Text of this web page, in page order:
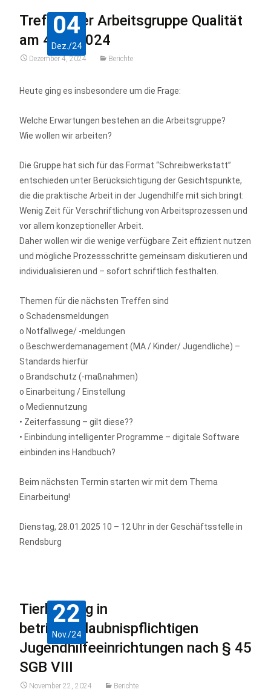
04
Dez./24
Treffen der Arbeitsgruppe Qualität
am 4.12.2024
Dezember 4, 2024 Berichte
Heute ging es insbesondere um die Frage:
Welche Erwartungen bestehen an die Arbeitsgruppe?
Wie wollen wir arbeiten?
Die Gruppe hat sich für das Format “Schreibwerkstatt”
entschieden unter Berücksichtigung der Gesichtspunkte,
die die praktische Arbeit in der Jugendhilfe mit sich bringt:
Wenig Zeit für Verschriftlichung von Arbeitsprozessen und
vor allem konzeptioneller Arbeit.
Daher wollen wir die wenige verfügbare Zeit effizient nutzen
und mögliche Prozessschritte gemeinsam diskutieren und
individualisieren und – sofort schriftlich festhalten.
Themen für die nächsten Treffen sind
o Schadensmeldungen
o Notfallwege/ -meldungen
o Beschwerdemanagement (MA / Kinder/ Jugendliche) –
Standards hierfür
o Brandschutz (-maßnahmen)
o Einarbeitung / Einstellung
o Mediennutzung
• Zeiterfassung – gilt diese??
• Einbindung intelligenter Programme – digitale Software
einbinden ins Handbuch?
Beim nächsten Termin starten wir mit dem Thema
Einarbeitung!
Dienstag, 28.01.2025 10 – 12 Uhr in der Geschäftsstelle in
Rendsburg
22
Nov./24
Tierhaltung in
betriebserlaubnispflichtigen
Jugendhilfeeinrichtungen nach § 45
SGB VIII
November 22, 2024 Berichte